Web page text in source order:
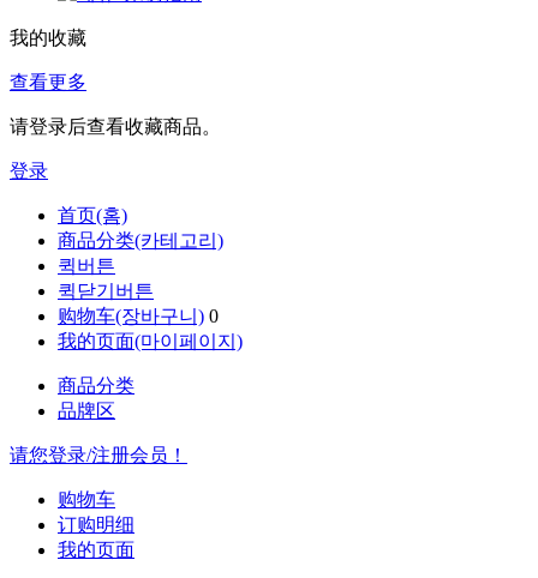
我的收藏
查看更多
请登录后查看收藏商品。
登录
首页(홈)
商品分类(카테고리)
퀵버튼
퀵닫기버튼
购物车(장바구니) 0
我的页面(마이페이지)
商品分类
品牌区
请您登录/注册会员！
购物车
订购明细
我的页面